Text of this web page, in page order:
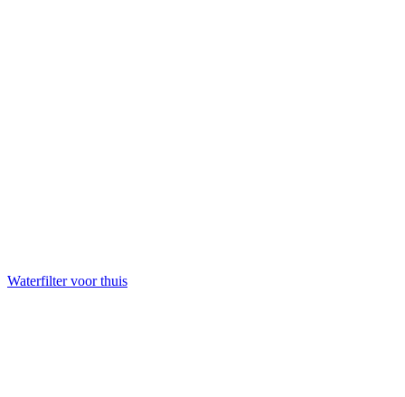
Waterfilter voor thuis